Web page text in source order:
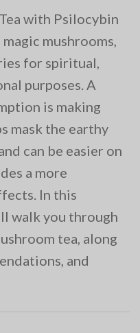
with Psilocybin
mushrooms,
for spiritual,
purposes. A
is making
mask the earthy
can be easier on
a more
In this
walk you through
tea, along
and